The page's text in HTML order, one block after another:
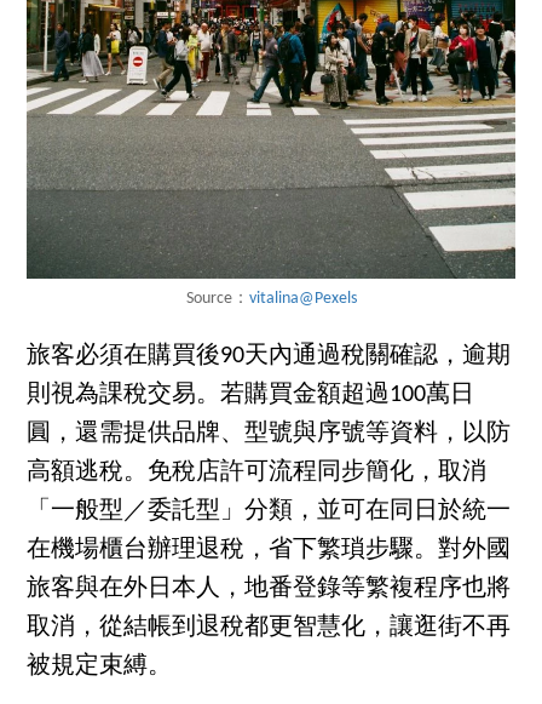
Source： vitalina@Pexels
旅客必須在購買後90天內通過稅關確認，逾期
則視為課稅交易。若購買金額超過100萬日
圓，還需提供品牌、型號與序號等資料，以防
高額逃稅。免稅店許可流程同步簡化，取消
「一般型／委託型」分類，並可在同日於統一
在機場櫃台辦理退稅，省下繁瑣步驟。對外國
旅客與在外日本人，地番登錄等繁複程序也將
取消，從結帳到退稅都更智慧化，讓逛街不再
被規定束縛。